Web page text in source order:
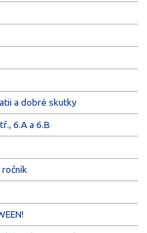
a dobré skutky
6.A a 6.B